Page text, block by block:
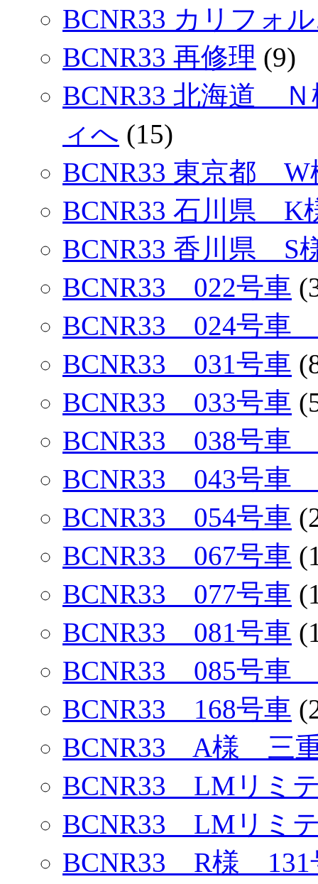
BCNR33 カリフォ
BCNR33 再修理 (9)
BCNR33 北海道
ィへ (15)
BCNR33 東京都
BCNR33 石川県 K
BCNR33 香川県 S
BCNR33 022号車
BCNR33 024号車
BCNR33 031号車
BCNR33 033号車
BCNR33 038号車
BCNR33 043号車
BCNR33 054号車
BCNR33 067号車
BCNR33 077号車
BCNR33 081号車
BCNR33 085号
BCNR33 168号車
BCNR33 A様 三
BCNR33 LMリミ
BCNR33 LMリミ
BCNR33 R様 131